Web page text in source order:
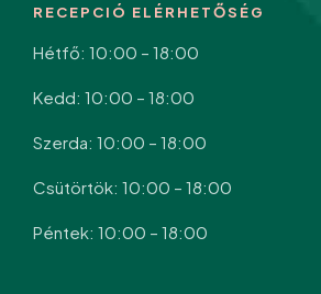
RECEPCIÓ ELÉRHETŐSÉG
Hétfő: 10:00 – 18:00
Kedd: 10:00 – 18:00
Szerda: 10:00 – 18:00
Csütörtök: 10:00 – 18:00
Péntek: 10:00 – 18:00